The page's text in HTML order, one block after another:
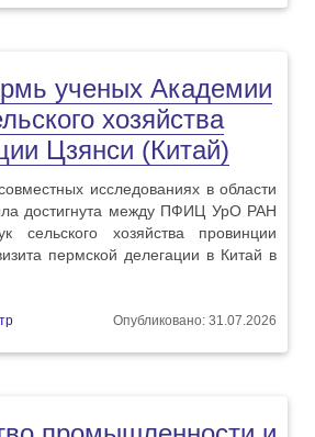
ученых Академии
хозяйства
Цзянси (Китай)
исследованиях в области
достигнута между ПФИЦ УрО РАН
сельского хозяйства провинции
пермской делегации в Китай в
Опубликовано: 31.07.2026